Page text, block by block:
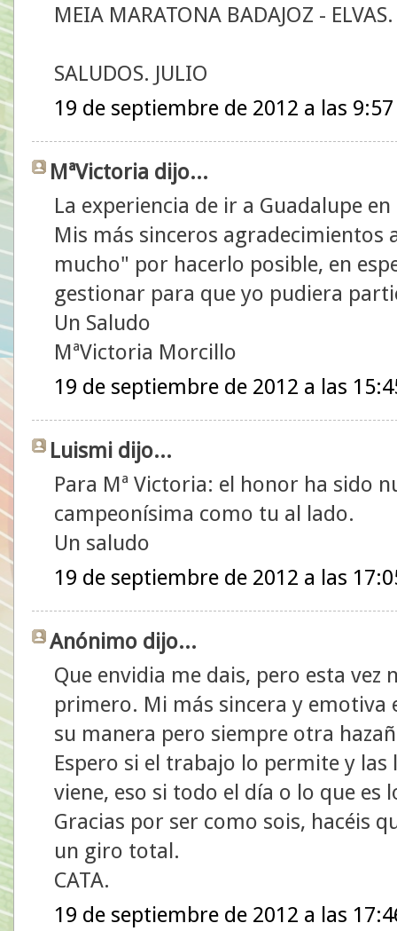
MEIA MARATONA BADAJOZ - ELVAS.
SALUDOS. JULIO
19 de septiembre de 2012 a las 9:57
MªVictoria dijo...
La experiencia de ir a Guadalupe
Mis más sinceros agradecimientos
mucho" por hacerlo posible, en
gestionar para que yo pudiera
Un Saludo
MªVictoria Morcillo
19 de septiembre de 2012 a las
Luismi dijo...
Para Mª Victoria: el honor ha sido
campeonísima como tu al lado.
Un saludo
19 de septiembre de 2012 a las
Anónimo dijo...
Que envidia me dais, pero esta
primero. Mi más sincera y emotiva
su manera pero siempre otra
Espero si el trabajo lo permite y
viene, eso si todo el día o lo que
Gracias por ser como sois, hacéis
un giro total.
CATA.
19 de septiembre de 2012 a las